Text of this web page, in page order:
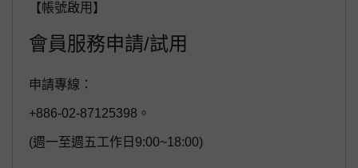
【帳號啟用】
會員服務申請/試用
申請專線：
+886-02-87125398。
(週一至週五工作日9:00~18:00)